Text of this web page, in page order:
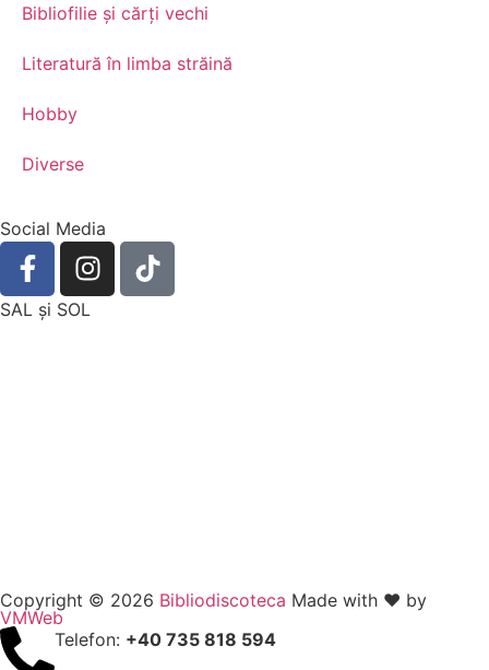
Bibliofilie și cărți vechi
Literatură în limba străină
Hobby
Diverse
Social Media
SAL şi SOL
Copyright © 2026 Bibliodiscoteca Made with ❤️ by
VMWeb
Telefon: +40 735 818 594